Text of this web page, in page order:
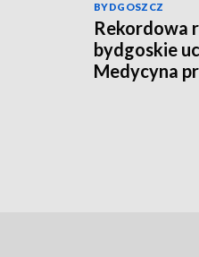
BYDGOSZCZ
Rekordowa
bydgoskie
Medycyna